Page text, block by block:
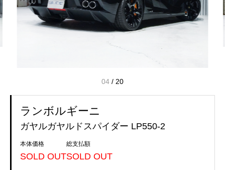
04 / 20
ランボルギーニ
ガヤルガヤルドスパイダー LP550-2
本体価格
SOLD OUT
総支払額
SOLD OUT